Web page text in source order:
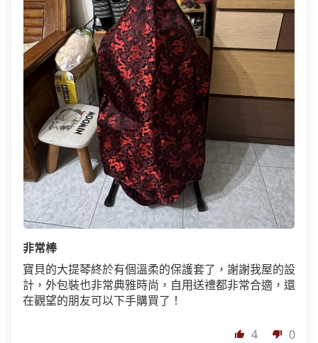
非常棒
寶貝的大提琴終於有個溫柔的保護套了，謝謝我屋的設
計，外包裝也非常典雅時尚，自用送禮都非常合適，還
在觀望的朋友可以下手購買了！
4 0